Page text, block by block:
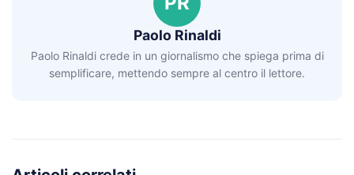
Paolo Rinaldi
Paolo Rinaldi crede in un giornalismo che spiega prima di
semplificare, mettendo sempre al centro il lettore.